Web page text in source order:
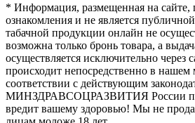
* Информация, размещенная на сайте,
ознакомления и не является
табачной продукции онлайн не
возможна только бронь товара, а
осуществляется исключительно через
происходит непосредственно в нашем
соответствии с действующим
МИНЗДРАВСОЦРАЗВИТИЯ России
вредит вашему здоровью! Мы не